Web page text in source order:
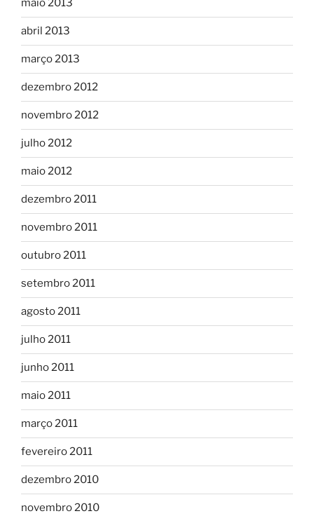
maio 2013
abril 2013
março 2013
dezembro 2012
novembro 2012
julho 2012
maio 2012
dezembro 2011
novembro 2011
outubro 2011
setembro 2011
agosto 2011
julho 2011
junho 2011
maio 2011
março 2011
fevereiro 2011
dezembro 2010
novembro 2010